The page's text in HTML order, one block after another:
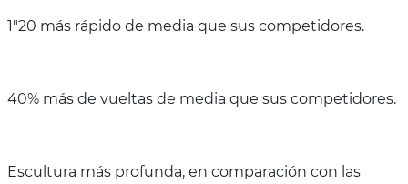
1"20 más rápido de media que sus competidores.
40% más de vueltas de media que sus competidores.
Escultura más profunda, en comparación con las